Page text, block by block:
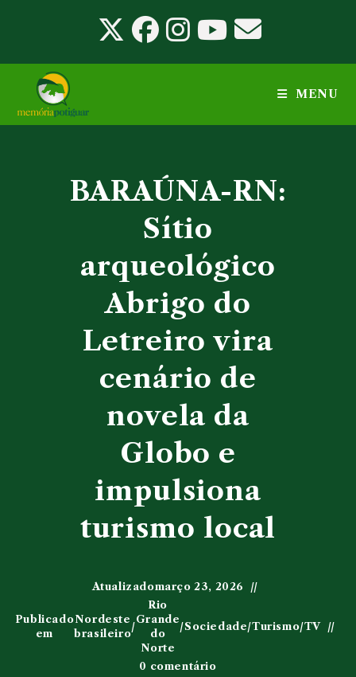
conteúdo
MENU
BARAÚNA-RN:
Sítio
arqueológico
Abrigo do
Letreiro vira
cenário de
novela da
Globo e
impulsiona
turismo local
Atualizadomarço 23, 2026
Publicado
em
Nordeste
brasileiro
/
Rio
Grande
do
Norte
/Sociedade/Turismo/TV
0 comentário